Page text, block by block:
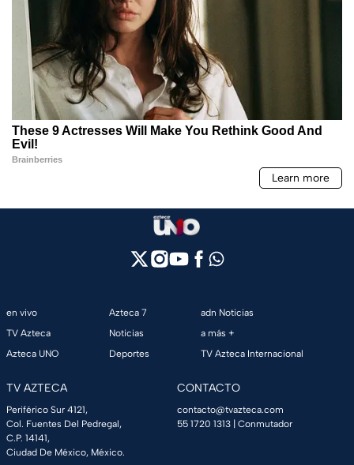
en vivo
TV Azteca
Azteca UNO
Azteca 7
Noticias
Deportes
adn Noticias
a más +
TV Azteca Internacional
TV AZTECA
Periférico Sur 4121,
Col. Fuentes Del Pedregal,
C.P. 14141,
Ciudad De México, México.
CONTACTO
contacto@tvazteca.com
55 1720 1313 | Conmutador